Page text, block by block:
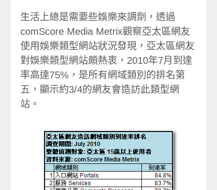
生活上總是需要些娛樂來調劑，透過
comScore Media Metrix觀察亞太區網友
使用娛樂類型網站狀況發現，亞太區網友
對娛樂類型網站頗熱衷，2010年7月到達
率高達75%，是所有網域類別的排名第
五，顯示約3/4的網友會造訪此類型網
站。